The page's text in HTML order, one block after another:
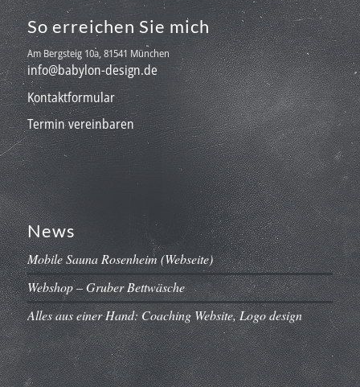
So erreichen Sie mich
Am Bergsteig 10a, 81541 München
info@babylon-design.de
Kontaktformular
Termin vereinbaren
News
Mobile Sauna Rosenheim (Webseite)
Webshop – Gruber Bettwäsche
Alles aus einer Hand: Coaching Website, Logo design